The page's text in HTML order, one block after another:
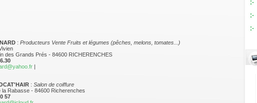
: Producteurs Vente Fruits et légumes (pêches, melons, tomates...)
des Grands Prés - 84600 RICHERENCHES
|
: Salon de coiffure
la Rabasse - 84600 Richerenches
57